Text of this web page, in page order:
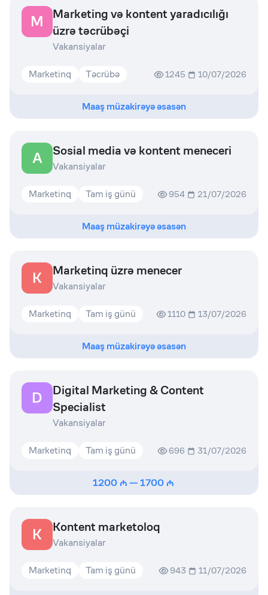
M
Marketing və kontent yaradıcılığı
üzrə təcrübəçi
Vakansiyalar
Marketinq Təcrübə 1245 10/07/2026
Maaş müzakirəyə əsasən
A Sosial media və kontent meneceri
Vakansiyalar
Marketinq Tam iş günü 954 21/07/2026
Maaş müzakirəyə əsasən
K Marketinq üzrə menecer
Vakansiyalar
Marketinq Tam iş günü 1110 13/07/2026
Maaş müzakirəyə əsasən
D
Digital Marketing & Content
Specialist
Vakansiyalar
Marketinq Tam iş günü 696 31/07/2026
1200 —1700
K Kontent marketoloq
Vakansiyalar
Marketinq Tam iş günü 943 11/07/2026